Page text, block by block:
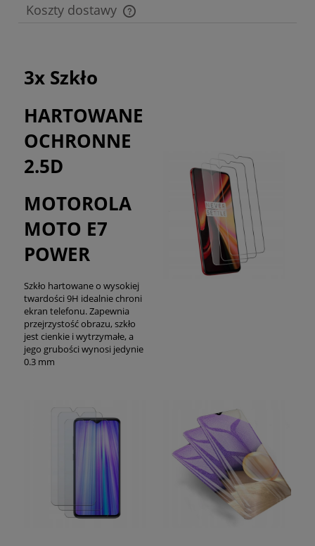
Koszty dostawy
Cena nie zawiera ewentualnych kosztów płatności
3x Szkło
HARTOWANE
OCHRONNE
2.5D
MOTOROLA
MOTO E7
POWER
Szkło hartowane o wysokiej
twardości 9H idealnie chroni
ekran telefonu. Zapewnia
przejrzystość obrazu, szkło
jest cienkie i wytrzymałe, a
jego grubości wynosi jedynie
0.3 mm